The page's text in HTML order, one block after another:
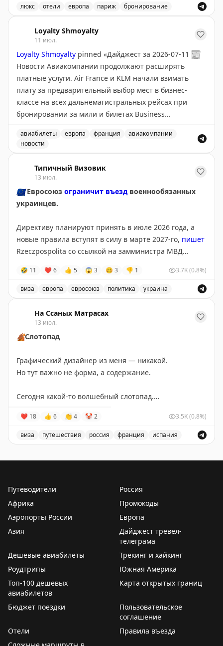
ночь (всего $2508 за 4 ночи). Гостиница предлагает
стандартный набор услуг: чистые номера, вежливый
персонал, хороший завтрак в ресторане Martin Paris с
буфетом и а-ля-карт блюдами. В номере работает
кондиционер, есть Nespresso машина и мини-бар. Из
удобств: фитнес-центр, спа, ресторан и бар. По
мнению автора, отель хорош, но переоценен по цене,
особенно в разгар летнего сезона. Номер можно
забронировать за 53000-125400 баллов Marriott
Bonvoy за ночь.
The Bulkhead Seat|Original
люкс отели европа париж бронирование
Loyalty Shmoyalty
11 июл.
Loyalty Shmoyalty pinned «Дайджест за 2026-07-11 📰
Новости Авиакомпании продолжают расширять
платные услуги. Air France и KLM начали взимать
плату за предварительный выбор мест в бизнес-
классе на всех дальнемагистральных рейсах при
бронировании за мили и билетах Business
авиабилеты европа франция
авиакомпании
новости
Типичный Визовик
13 июл.
🇪🇺Евросоюз ограничит въездвоеннообязанных
украинцев.
Директиву планируют принять в июле 2026 года, а
новые правила вступят в силу в марте 2027-го, пишет
Rzeczpospolita со ссылкой на замминистра МВД
Для въезда и получения временной защиты
потребуется подтверждение освобождения или
отсрочки от мобилизации. По данным издания,
изменения поддерживает Польша, а инициатором
выступил Киев.
@tipical_vizovik
🤣 11 ❤ 6 👍 5 😱 3 🥴 3 👎 1 3.7K(0.8%)
виза европа евросоюз политика украина
На Ссаных Матрасах
13 июл.
🍂Слотопад
Графический дизайнер из меня — никакой.
Но тут важно не форма, а содержание.
Сегодня какой-то волшебный слотопад.
Испания — 17 июля,
Франция — 23 июля,
Великобритания — 14 августа.
📲 @matrasssi
Stay tuned!
Подписаться на Матрассы
❤ 18 👍 6 👏 4 🤡2 3.5K(0.8%)
виза путешествия россия франция испания
Путеводители
Россия
Африка
Промокоды
Аэропорты России
Европа
Азия
Дайджест тревел-
телеграма
Дешевые авиабилеты
Трекинг и хайкинг
Роудтрипы
Южная Америка
Топ-100 дешевых
авиабилетов
Карта открытых границ
Бюджет поездки
Пользовательское
соглашение
Отели
Правила въезда